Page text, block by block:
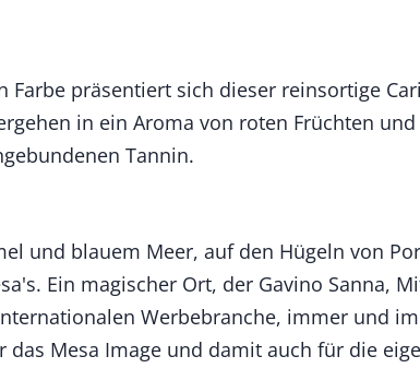
präsentiert sich dieser reinsortige
in ein Aroma von roten Früchten
Tannin.
und blauem Meer, auf den Hügeln von
Ein magischer Ort, der Gavino Sanna,
Werbebranche, immer und
Mesa Image und damit auch für die